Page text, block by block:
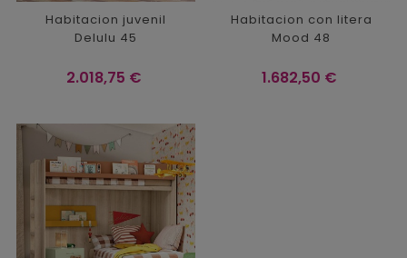
Habitacion juvenil
Delulu 45
Precio
2.018,75 €
Habitacion con litera
Mood 48
Precio
1.682,50 €